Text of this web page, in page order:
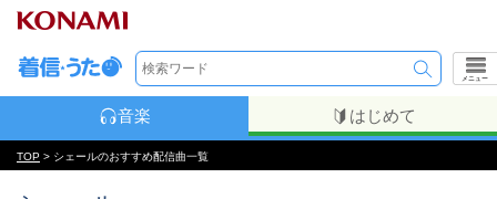
メニュー
音楽 はじめて
TOP > シェールのおすすめ配信曲一覧